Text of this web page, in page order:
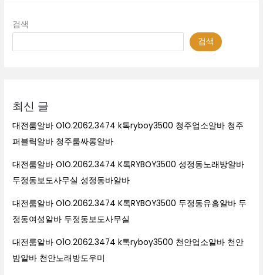
검색
검색
최신 글
대전룸알바 O1O.2062.3474 k톡ryboy3500 청주업소알바 청주
퍼블릭알바 청주룸싸롱알바
대전룸알바 O1O.2062.3474 K톡RYBOY3500 성정동노래방알바
두정동보도사무실 성정동바알바
대전룸알바 O1O.2062.3474 K톡RYBOY3500 두정동유흥알바 두
정동여성알바 두정동보도사무실
대전룸알바 O1O.2062.3474 k톡ryboy3500 천안업소알바 천안
밤알바 천안노래방도우미